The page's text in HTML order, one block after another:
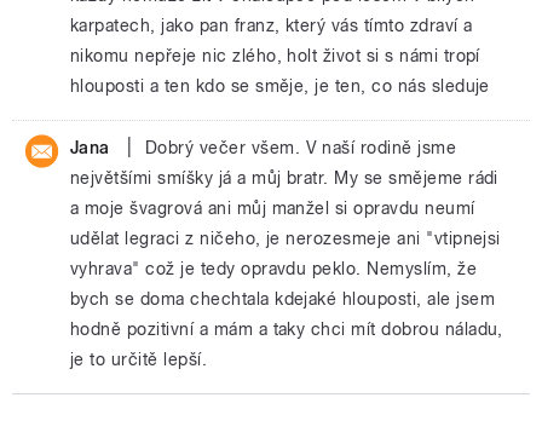
karpatech, jako pan franz, který vás tímto zdraví a
nikomu nepřeje nic zlého, holt život si s námi tropí
hlouposti a ten kdo se směje, je ten, co nás sleduje
Jana
Dobrý večer všem. V naší rodině jsme
největšími smíšky já a můj bratr. My se smějeme rádi
a moje švagrová ani můj manžel si opravdu neumí
udělat legraci z ničeho, je nerozesmeje ani "vtipnejsi
vyhrava" což je tedy opravdu peklo. Nemyslím, že
bych se doma chechtala kdejaké hlouposti, ale jsem
hodně pozitivní a mám a taky chci mít dobrou náladu,
je to určitě lepší.